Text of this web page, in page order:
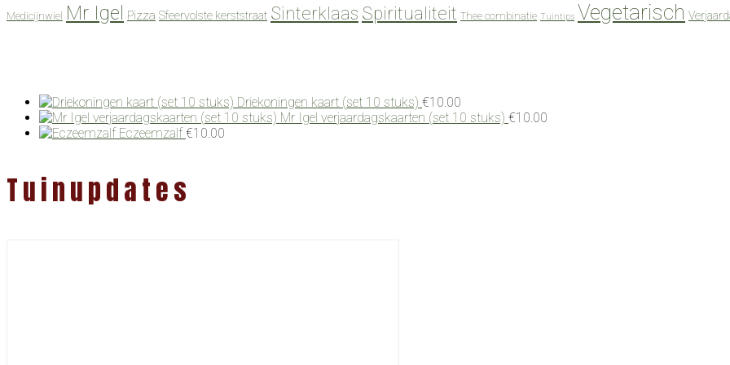
Medicijnwiel Mr Igel Pizza Sfeervolste kerststraat Sinterklaas Spiritualiteit Thee combinatie Tuintips Vegetarisch
Driekoningen kaart (set 10 stuks) €10.00
Mr Igel verjaardagskaarten (set 10 stuks) €10.00
Eczeemzalf €10.00
Tuinupdates